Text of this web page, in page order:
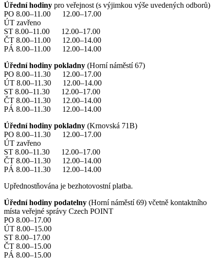
Úřední hodiny pro veřejnost (s výjimkou výše uvedených odborů)
PO 8.00–11.00 12.00–17.00
ÚT zavřeno
ST 8.00–11.00 12.00–17.00
ČT 8.00–11.00 12.00–14.00
PÁ 8.00–11.00 12.00–14.00
Úřední hodiny pokladny (Horní náměstí 67)
PO 8.00–11.30 12.00–17.00
ÚT 8.00–11.30 12.00–14.00
ST 8.00–11.30 12.00–17.00
ČT 8.00–11.30 12.00–14.00
PÁ 8.00–11.30 12.00–14.00
Úřední hodiny pokladny (Krnovská 71B)
PO 8.00–11.30 12.00–17.00
ÚT zavřeno
ST 8.00–11.30 12.00–17.00
ČT 8.00–11.30 12.00–14.00
PÁ 8.00–11.30 12.00–14.00
Upřednostňována je bezhotovostní platba.
Úřední hodiny podatelny (Horní náměstí 69) včetně kontaktního
místa veřejné správy Czech POINT
PO 8.00–17.00
ÚT 8.00–15.00
ST 8.00–17.00
ČT 8.00–15.00
PÁ 8.00–15.00